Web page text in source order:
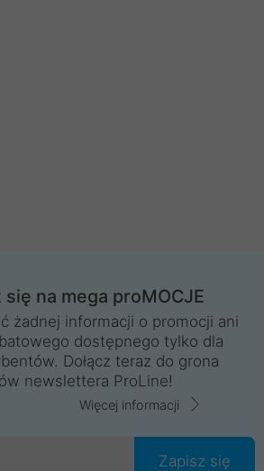
się na mega proMOCJE
żadnej informacji o promocji ani
dostępnego tylko dla
Dołącz teraz do grona
newslettera ProLine!
Więcej informacji
Zapisz się